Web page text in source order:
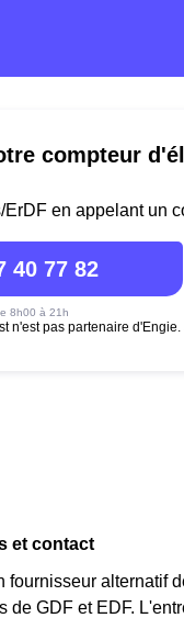
compteur
en appelant un
40 77 82
8h00 à 21h
n'est pas partenaire
et contact
fournisseur alternatif
de GDF et EDF.